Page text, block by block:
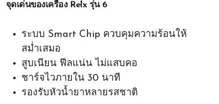
จุดเด่นของเครื่อง Relx รุ่น 6
ระบบ Smart Chip ควบคุมความร้อนให้
สม่ำเสมอ
สูบเนียน ฟีลแน่น ไม่แสบคอ
ชาร์จไวภายใน 30 นาที
รองรับหัวน้ำยาหลายรสชาติ